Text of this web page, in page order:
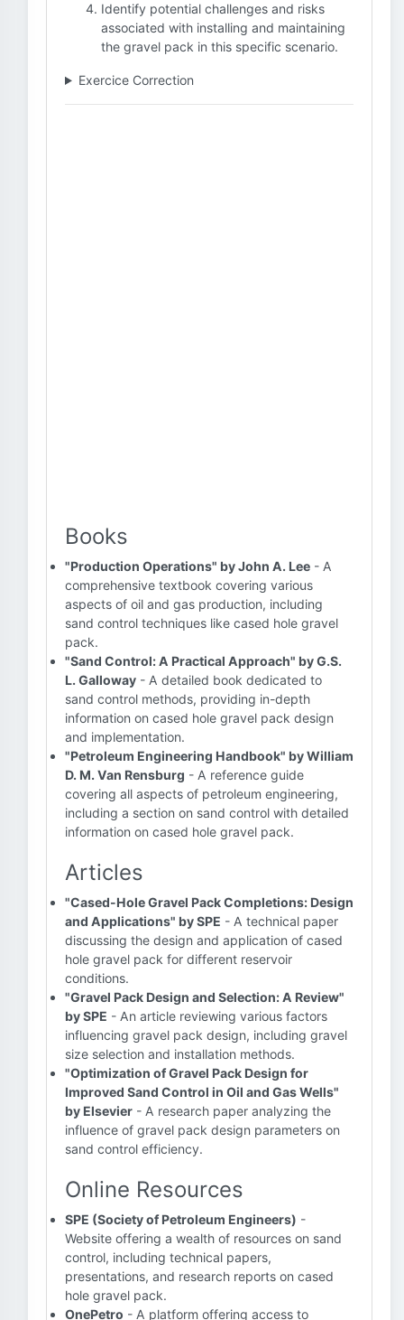
Identify potential challenges and risks
associated with installing and maintaining
the gravel pack in this specific scenario.
Exercice Correction
Books
"Production Operations" by John A. Lee - A
comprehensive textbook covering various
aspects of oil and gas production, including
sand control techniques like cased hole gravel
pack.
"Sand Control: A Practical Approach" by G.S.
L. Galloway - A detailed book dedicated to
sand control methods, providing in-depth
information on cased hole gravel pack design
and implementation.
"Petroleum Engineering Handbook" by William
D. M. Van Rensburg - A reference guide
covering all aspects of petroleum engineering,
including a section on sand control with detailed
information on cased hole gravel pack.
Articles
"Cased-Hole Gravel Pack Completions: Design
and Applications" by SPE - A technical paper
discussing the design and application of cased
hole gravel pack for different reservoir
conditions.
"Gravel Pack Design and Selection: A Review"
by SPE - An article reviewing various factors
influencing gravel pack design, including gravel
size selection and installation methods.
"Optimization of Gravel Pack Design for
Improved Sand Control in Oil and Gas Wells"
by Elsevier - A research paper analyzing the
influence of gravel pack design parameters on
sand control efficiency.
Online Resources
SPE (Society of Petroleum Engineers) -
Website offering a wealth of resources on sand
control, including technical papers,
presentations, and research reports on cased
hole gravel pack.
OnePetro - A platform offering access to